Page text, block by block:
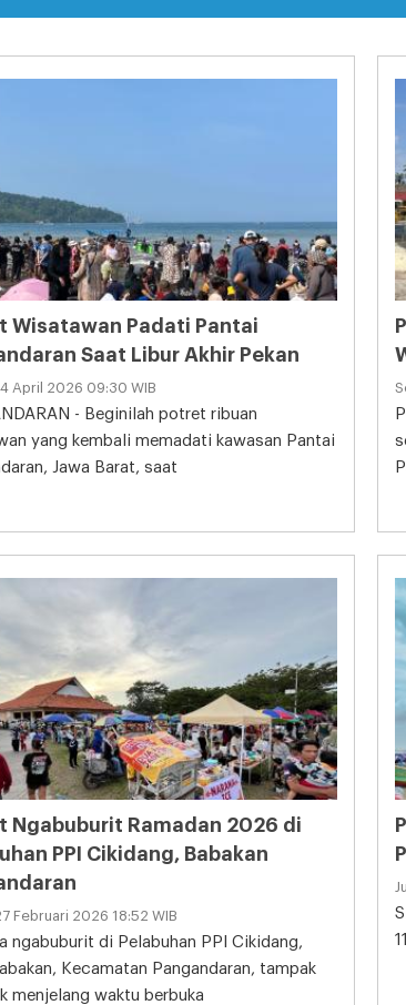
Wisatawan Padati Pantai
Saat Libur Akhir Pekan
April 2026 09:30 WIB
- Beginilah potret ribuan
yang kembali memadati kawasan Pantai
Jawa Barat, saat
Ngabuburit Ramadan 2026 di
PPI Cikidang, Babakan
Februari 2026 18:52 WIB
ngabuburit di Pelabuhan PPI Cikidang,
Kecamatan Pangandaran, tampak
menjelang waktu berbuka